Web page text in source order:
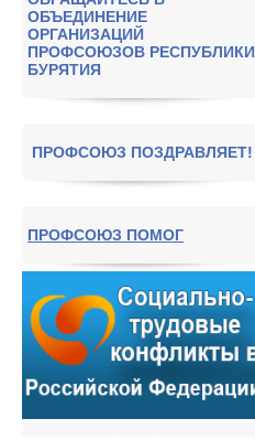
ОБЪЕДИНЕНИЕ
ОРГАНИЗАЦИЙ
ПРОФСОЮЗОВ РЕСПУБЛИКИ
БУРЯТИЯ
ПРОФСОЮЗ ПОЗДРАВЛЯЕТ!
ПРОФСОЮЗ ПОМОГ